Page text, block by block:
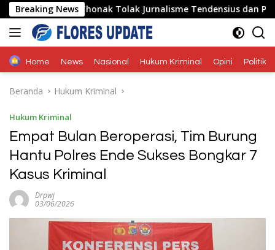
Langsung
ke
konten
Breaking News
Bildad Thonak Tolak Jurnalisme Tendensius dan
Home News Nasional Hukum Kriminal Opini Politik
Beranda Hukum Kriminal
Hukum Kriminal
Empat Bulan Beroperasi, Tim Burung
Hantu Polres Ende Sukses Bongkar 7
Kasus Kriminal
Drpwj
03/06/2026